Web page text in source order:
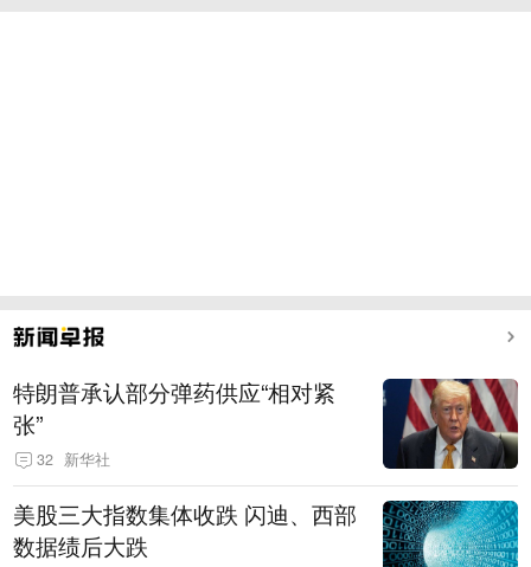
特朗普承认部分弹药供应“相对紧
张”
32 新华社
美股三大指数集体收跌 闪迪、西部
数据绩后大跌